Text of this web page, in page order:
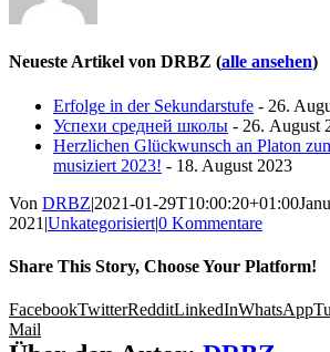
Neueste Artikel von DRBZ (alle ansehen)
Erfolge in der Sekundarstufe - 26.
Успехи средней школы - 26. August
Herzlichen Glückwunsch an Platon
musiziert 2023! - 18. August 2023
Von DRBZ|2021-01-29T10:00:20+01:00
2021 |Unkategorisiert|0 Kommentare
Share This Story, Choose Your Platform!
FacebookTwitterRedditLinkedInWhatsApp
Mail